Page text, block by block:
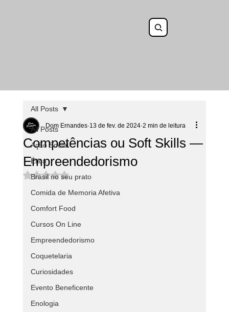
All Posts
Ação Social
Ética
Brasil no seu prato
Comida de Memoria Afetiva
Comfort Food
Cursos On Line
Empreendedorismo
Coquetelaria
Curiosidades
Evento Beneficente
Enologia
All Posts
Competências ou Soft Skills —
Empreendedorismo
Dom Ernandes 13 de fev. de 2024 2 min de leitura
Avaliado com NaN de 5 estrelas.